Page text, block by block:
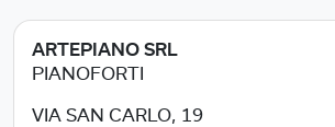
ARTEPIANO SRL
PIANOFORTI
VIA SAN CARLO, 19